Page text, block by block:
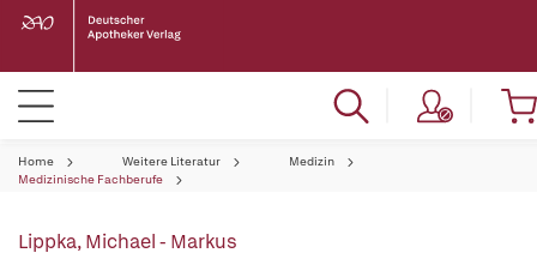
Home Weitere Literatur
Medizin
Medizinische Fachberufe
Lippka, Michael - Markus